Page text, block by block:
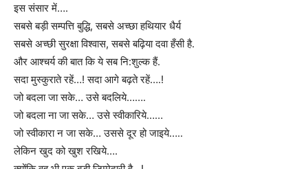
इस संसार में….
सबसे बड़ी सम्पत्ति बुद्धि, सबसे अच्छा हथियार धैर्य
सबसे अच्छी सुरक्षा विश्वास, सबसे बढ़िया दवा हँसी है.
और आश्चर्य की बात कि ये सब नि:शुल्क हैं.
सदा मुस्कुराते रहें…! सदा आगे बढ़ते रहें….!
जो बदला जा सके… उसे बदलिये…….
जो बदला ना जा सके… उसे स्वीकारिये……
जो स्वीकारा न जा सके… उससे दूर हो जाइये…..
लेकिन खुद को खुश रखिये….